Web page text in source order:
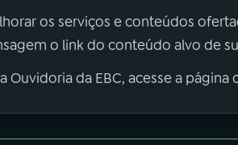
os serviços e conteúdos
o link do conteúdo alvo de
Ouvidoria da EBC, acesse a página